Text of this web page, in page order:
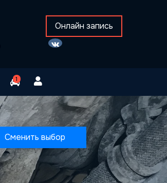
Онлайн запись
1
Сменить выбор